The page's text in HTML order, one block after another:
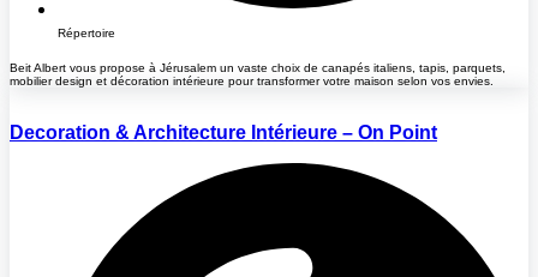
Répertoire
Beit Albert vous propose à Jérusalem un vaste choix de canapés italiens, tapis, parquets,
mobilier design et décoration intérieure pour transformer votre maison selon vos envies.
Decoration & Architecture Intérieure – On Point